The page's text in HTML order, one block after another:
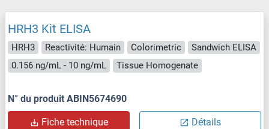
HRH3 Kit ELISA
HRH3 Reactivité: Humain Colorimetric
Sandwich ELISA
0.156 ng/mL - 10 ng/mL
Tissue Homogenate
N° du produit ABIN5674690
Fiche technique Détails